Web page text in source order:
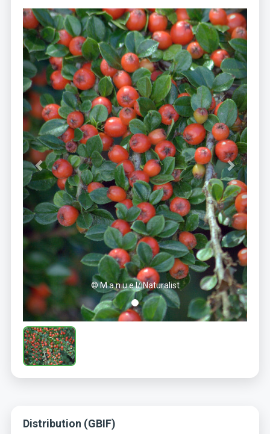
© M a n u e l/iNaturalist
Previous Next
Distribution (GBIF)